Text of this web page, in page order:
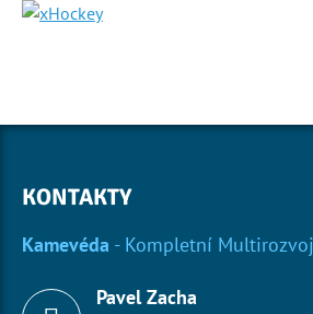
KONTAKTY
Kamevéda - Kompletní
Pavel Zacha